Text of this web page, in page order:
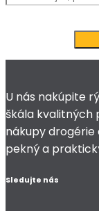
U nás nakúpite
škála kvalitných
nákupy
pekný a
Sledujte nás